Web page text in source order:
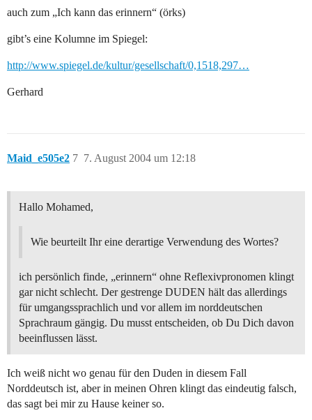
auch zum „Ich kann das erinnern“ (örks)
gibt’s eine Kolumne im Spiegel:
http://www.spiegel.de/kultur/gesellschaft/0,1518,297…
Gerhard
Maid_e505e2 7. August 2004 um 12:18
7
Hallo Mohamed,
Wie beurteilt Ihr eine derartige Verwendung des Wortes?
ich persönlich finde, „erinnern“ ohne Reflexivpronomen klingt
gar nicht schlecht. Der gestrenge DUDEN hält das allerdings
für umgangssprachlich und vor allem im norddeutschen
Sprachraum gängig. Du musst entscheiden, ob Du Dich davon
beeinflussen lässt.
Ich weiß nicht wo genau für den Duden in diesem Fall
Norddeutsch ist, aber in meinen Ohren klingt das eindeutig falsch,
das sagt bei mir zu Hause keiner so.